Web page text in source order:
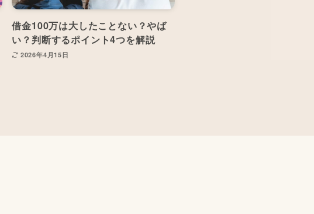
借金100万は大したことない？やば
い？判断するポイント4つを解説
2026年4月15日